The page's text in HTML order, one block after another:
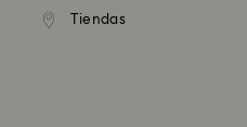
Accesskeys list
Tiendas